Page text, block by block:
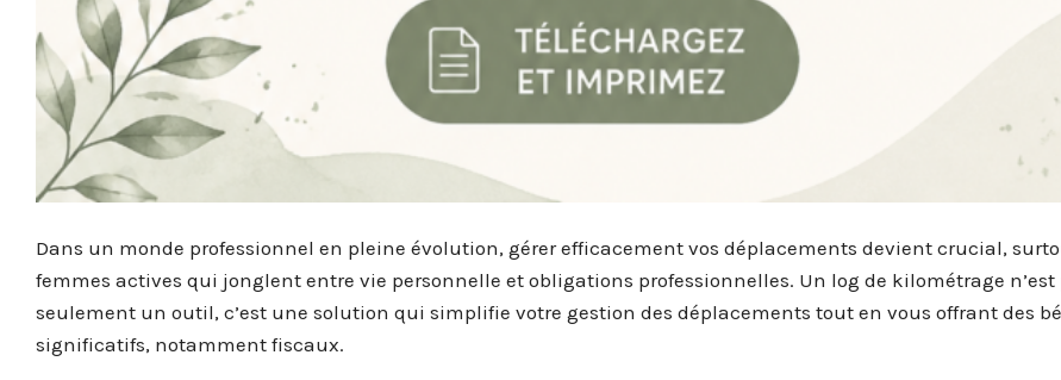
Dans un monde professionnel en pleine évolution, gérer efficacement vos déplacements devient crucial,
femmes actives qui jonglent entre vie personnelle et obligations professionnelles. Un log de kilométrage n’est
seulement un outil, c’est une solution qui simplifie votre gestion des déplacements tout en vous offrant des
significatifs, notamment fiscaux.